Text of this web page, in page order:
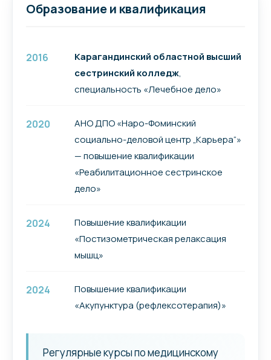
Образование и квалификация
2016
Карагандинский областной высший
сестринский колледж,
специальность «Лечебное дело»
2020
АНО ДПО «Наро-Фоминский
социально-деловой центр „Карьера“»
— повышение квалификации
«Реабилитационное сестринское
дело»
2024
Повышение квалификации
«Постизометрическая релаксация
мышц»
2024
Повышение квалификации
«Акупунктура (рефлексотерапия)»
Регулярные курсы по медицинскому